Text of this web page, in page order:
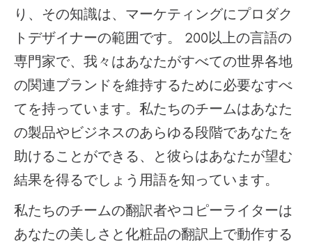
り、その知識は、マーケティングにプロダク
トデザイナーの範囲です。 200以上の言語の
専門家で、我々はあなたがすべての世界各地
の関連ブランドを維持するために必要なすべ
てを持っています。私たちのチームはあなた
の製品やビジネスのあらゆる段階であなたを
助けることができる、と彼らはあなたが望む
結果を得るでしょう用語を知っています。
私たちのチームの翻訳者やコピーライターは
あなたの美しさと化粧品の翻訳上で動作する